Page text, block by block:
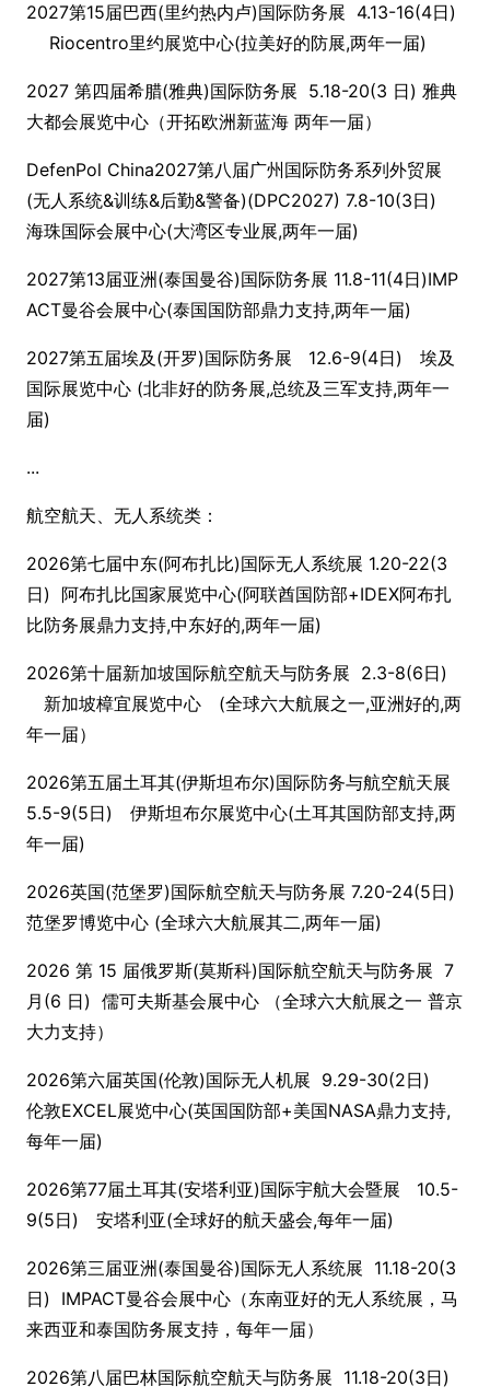
2027第15届巴西(里约热内卢)国际防务展 4.13-16(4日)
Riocentro里约展览中心(拉美好的防展,两年一届)
2027 第四届希腊(雅典)国际防务展 5.18-20(3 日) 雅典
大都会展览中心（开拓欧洲新蓝海 两年一届）
DefenPol China2027第八届广州国际防务系列外贸展
(无人系统&训练&后勤&警备)(DPC2027) 7.8-10(3日)
海珠国际会展中心(大湾区专业展,两年一届)
2027第13届亚洲(泰国曼谷)国际防务展 11.8-11(4日)IMP
ACT曼谷会展中心(泰国国防部鼎力支持,两年一届)
2027第五届埃及(开罗)国际防务展 12.6-9(4日) 埃及
国际展览中心 (北非好的防务展,总统及三军支持,两年一
届)
...
航空航天、无人系统类：
2026第七届中东(阿布扎比)国际无人系统展 1.20-22(3
日) 阿布扎比国家展览中心(阿联酋国防部+IDEX阿布扎
比防务展鼎力支持,中东好的,两年一届)
2026第十届新加坡国际航空航天与防务展 2.3-8(6日)
新加坡樟宜展览中心 (全球六大航展之一,亚洲好的,两
年一届）
2026第五届土耳其(伊斯坦布尔)国际防务与航空航天展
5.5-9(5日) 伊斯坦布尔展览中心(土耳其国防部支持,两
年一届)
2026英国(范堡罗)国际航空航天与防务展 7.20-24(5日)
范堡罗博览中心 (全球六大航展其二,两年一届)
2026 第 15 届俄罗斯(莫斯科)国际航空航天与防务展 7
月(6 日) 儒可夫斯基会展中心 （全球六大航展之一 普京
大力支持）
2026第六届英国(伦敦)国际无人机展 9.29-30(2日)
伦敦EXCEL展览中心(英国国防部+美国NASA鼎力支持,
每年一届)
2026第77届土耳其(安塔利亚)国际宇航大会暨展 10.5-
9(5日) 安塔利亚(全球好的航天盛会,每年一届)
2026第三届亚洲(泰国曼谷)国际无人系统展 11.18-20(3
日) IMPACT曼谷会展中心（东南亚好的无人系统展，马
来西亚和泰国防务展支持，每年一届）
2026第八届巴林国际航空航天与防务展 11.18-20(3日)